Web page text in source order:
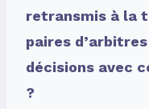
retransmis à la
paires
décisions avec
?